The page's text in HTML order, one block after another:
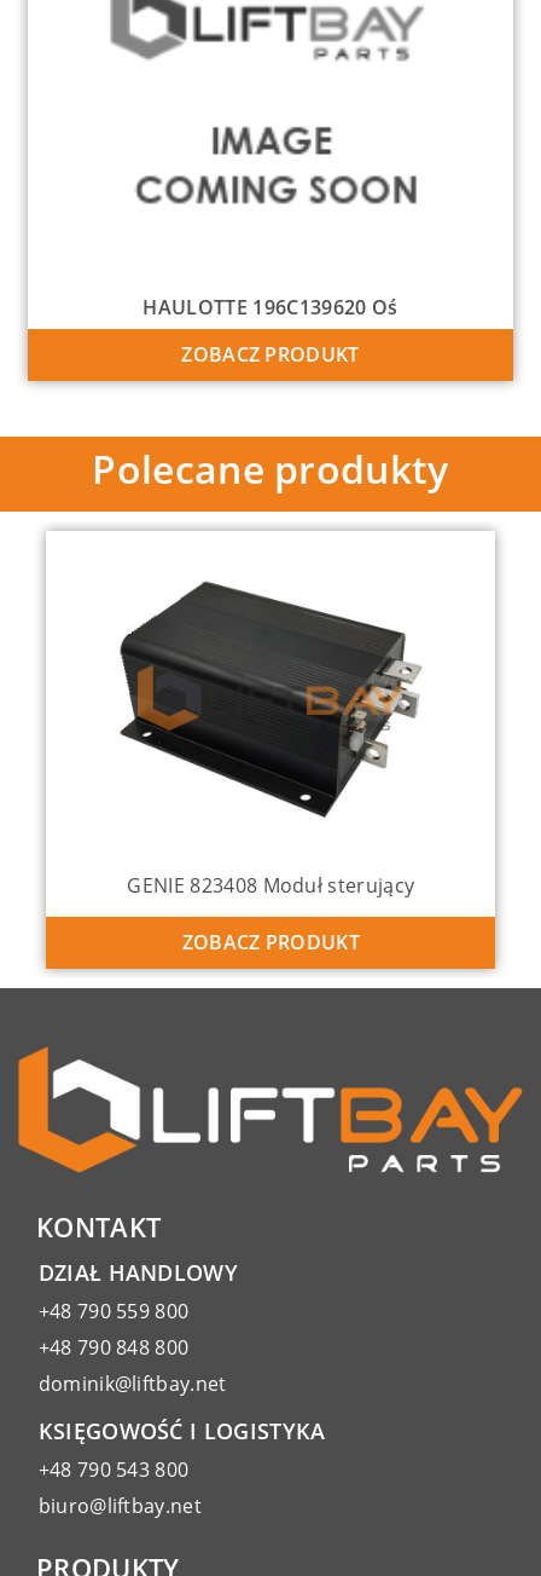
HAULOTTE 196C139620 Oś
ZOBACZ PRODUKT
Polecane produkty
GENIE 823408 Moduł sterujący
ZOBACZ PRODUKT
KONTAKT
DZIAŁ HANDLOWY
+48 790 559 800
+48 790 848 800
dominik@liftbay.net
KSIĘGOWOŚĆ I LOGISTYKA
+48 790 543 800
biuro@liftbay.net
PRODUKTY